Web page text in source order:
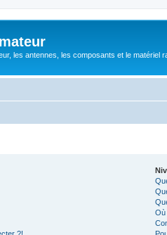
les antennes, les composants et le matériel
?!
Où